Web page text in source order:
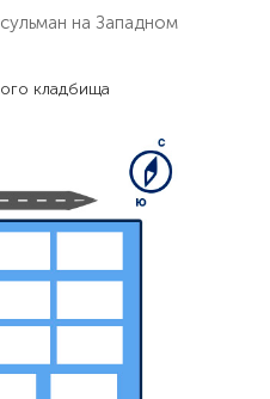
на Западном
кладбища